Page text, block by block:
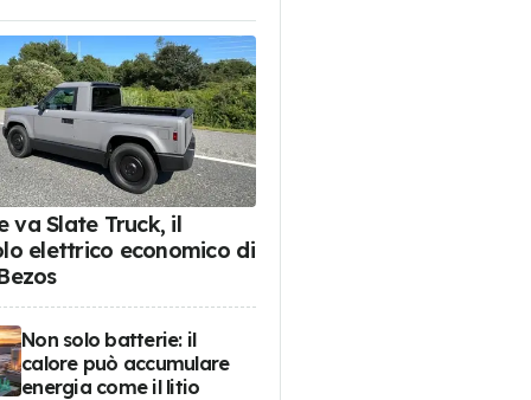
va Slate Truck, il
elettrico economico di
Non solo batterie: il
calore può accumulare
energia come il litio